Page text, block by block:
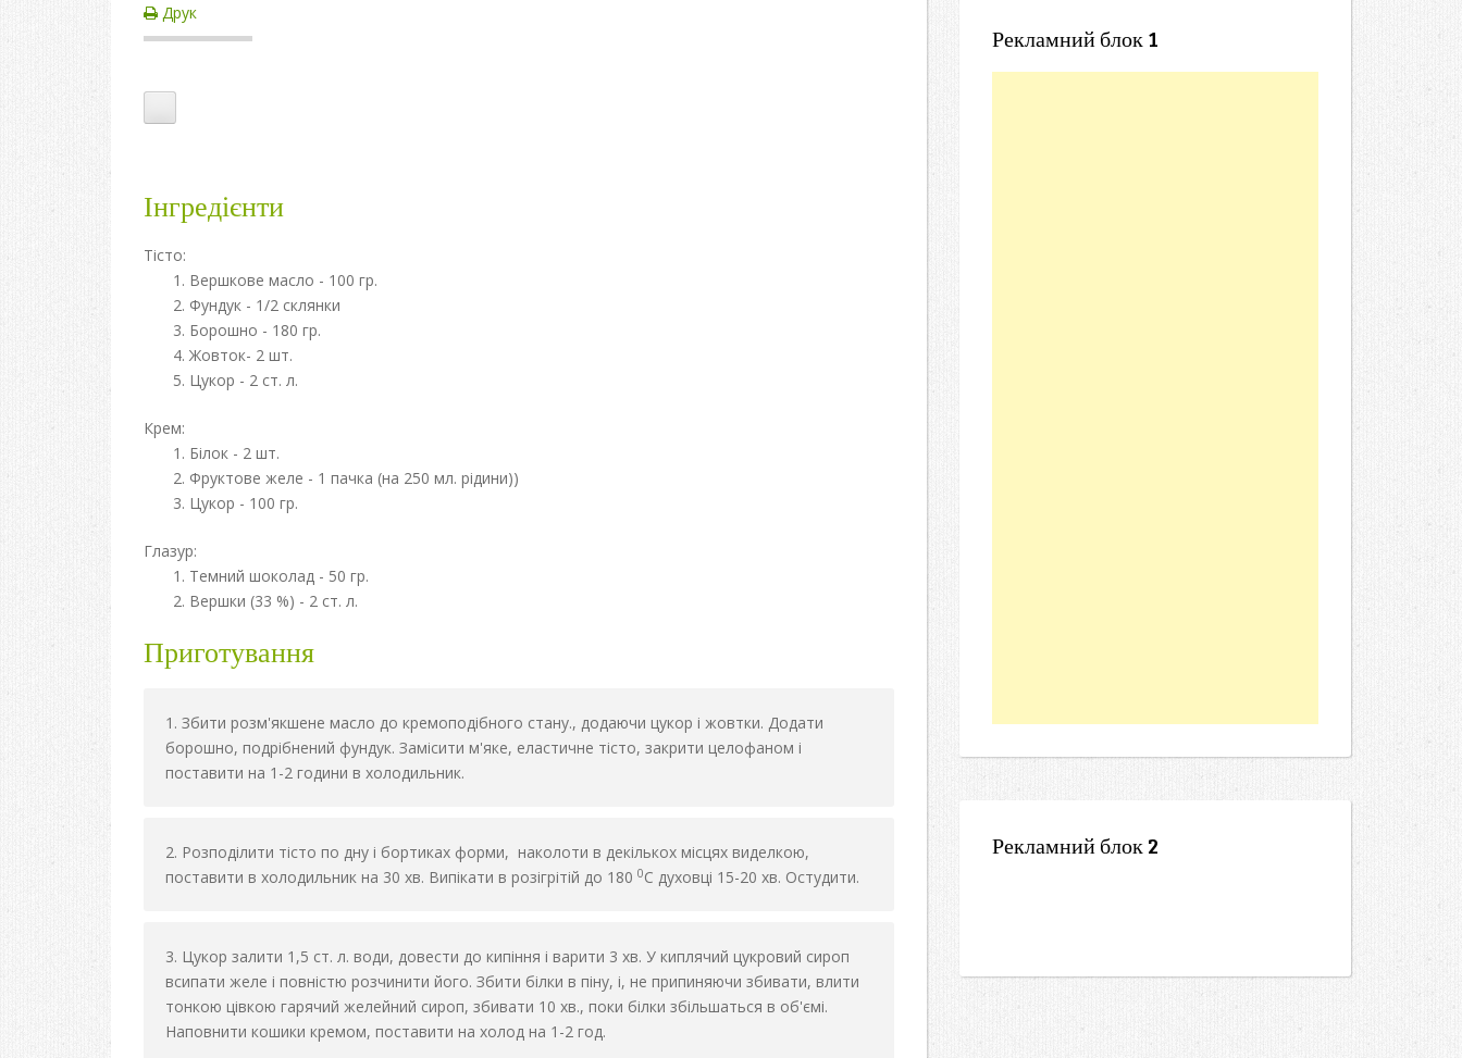
Друк
Інгредієнти
Тісто:
Вершкове масло - 100 гр.
Фундук - 1/2 склянки
Борошно - 180 гр.
Жовток- 2 шт.
Цукор - 2 ст. л.
Крем:
Білок - 2 шт.
Фруктове желе - 1 пачка (на 250 мл. рідини))
Цукор - 100 гр.
Глазур:
Темний шоколад - 50 гр.
Вершки (33 %) - 2 ст. л.
Приготування
Збити розм'якшене масло до кремоподібного стану., додаючи цукор і жовтки. Додати
борошно, подрібнений фундук. Замісити м'яке, еластичне тісто, закрити целофаном і
поставити на 1-2 години в холодильник.
Розподілити тісто по дну і бортиках форми, наколоти в декількох місцях виделкою,
поставити в холодильник на 30 хв. Випікати в розігрітій до 180 0С духовці 15-20 хв. Остудити.
Цукор залити 1,5 ст. л. води, довести до кипіння і варити 3 хв. У киплячий цукровий сироп
всипати желе і повністю розчинити його. Збити білки в піну, і, не припиняючи збивати, влити
тонкою цівкою гарячий желейний сироп, збивати 10 хв., поки білки збільшаться в об'ємі.
Наповнити кошики кремом, поставити на холод на 1-2 год.
Рекламний блок 1
Рекламний блок 2